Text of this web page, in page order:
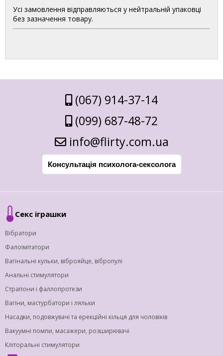
Усі замовлення відправляються у нейтральній упаковці
без зазначення товару.
(067) 914-37-14
(099) 687-48-72
info@flirty.com.ua
Консультація психолога-сексолога
Секс іграшки
Вібратори
Фалоімітатори
Вагінальні кульки, віброяйце, вібропулі
Анальні стимулятори
Страпони і фаллопротези
Вагіни, мастурбатори і ляльки
Насадки, подовжувачі та ерекційні кільця для чоловіків
Вакуумні помпи, масажери, розширювачі
Кліторальні стимулятори